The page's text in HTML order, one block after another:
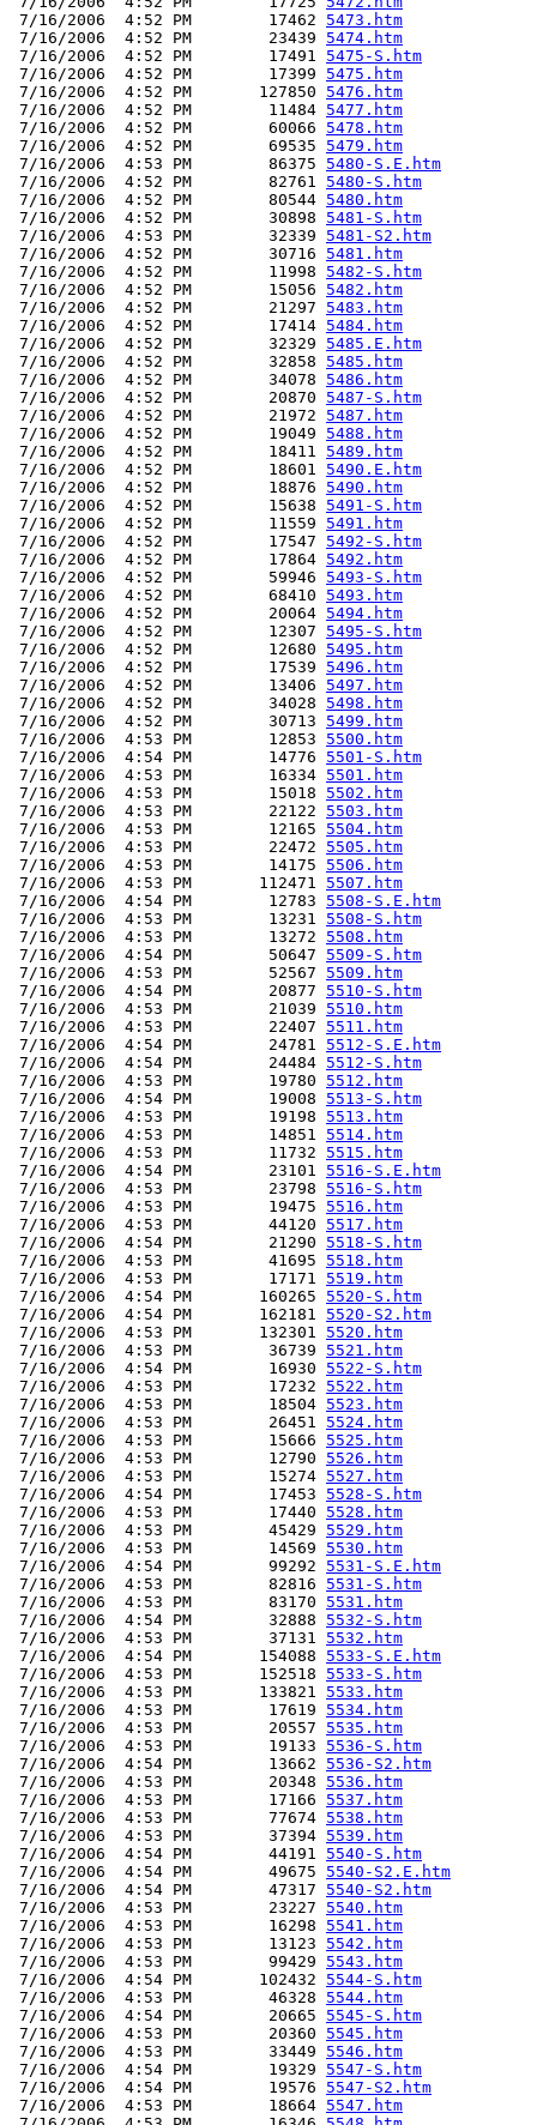
7/16/2006  4:52 PM        17462 5473.htm
7/16/2006  4:52 PM        23439 5474.htm
7/16/2006  4:52 PM        17491 5475-S.htm
7/16/2006  4:52 PM        17399 5475.htm
7/16/2006  4:52 PM       127850 5476.htm
7/16/2006  4:52 PM        11484 5477.htm
7/16/2006  4:52 PM        60066 5478.htm
7/16/2006  4:52 PM        69535 5479.htm
7/16/2006  4:53 PM        86375 5480-S.E.htm
7/16/2006  4:52 PM        82761 5480-S.htm
7/16/2006  4:52 PM        80544 5480.htm
7/16/2006  4:52 PM        30898 5481-S.htm
7/16/2006  4:53 PM        32339 5481-S2.htm
7/16/2006  4:52 PM        30716 5481.htm
7/16/2006  4:52 PM        11998 5482-S.htm
7/16/2006  4:52 PM        15056 5482.htm
7/16/2006  4:52 PM        21297 5483.htm
7/16/2006  4:52 PM        17414 5484.htm
7/16/2006  4:52 PM        32329 5485.E.htm
7/16/2006  4:52 PM        32858 5485.htm
7/16/2006  4:52 PM        34078 5486.htm
7/16/2006  4:52 PM        20870 5487-S.htm
7/16/2006  4:52 PM        21972 5487.htm
7/16/2006  4:52 PM        19049 5488.htm
7/16/2006  4:52 PM        18411 5489.htm
7/16/2006  4:52 PM        18601 5490.E.htm
7/16/2006  4:52 PM        18876 5490.htm
7/16/2006  4:52 PM        15638 5491-S.htm
7/16/2006  4:52 PM        11559 5491.htm
7/16/2006  4:52 PM        17547 5492-S.htm
7/16/2006  4:52 PM        17864 5492.htm
7/16/2006  4:52 PM        59946 5493-S.htm
7/16/2006  4:52 PM        68410 5493.htm
7/16/2006  4:52 PM        20064 5494.htm
7/16/2006  4:52 PM        12307 5495-S.htm
7/16/2006  4:52 PM        12680 5495.htm
7/16/2006  4:52 PM        17539 5496.htm
7/16/2006  4:52 PM        13406 5497.htm
7/16/2006  4:52 PM        34028 5498.htm
7/16/2006  4:52 PM        30713 5499.htm
7/16/2006  4:53 PM        12853 5500.htm
7/16/2006  4:54 PM        14776 5501-S.htm
7/16/2006  4:53 PM        16334 5501.htm
7/16/2006  4:53 PM        15018 5502.htm
7/16/2006  4:53 PM        22122 5503.htm
7/16/2006  4:53 PM        12165 5504.htm
7/16/2006  4:53 PM        22472 5505.htm
7/16/2006  4:53 PM        14175 5506.htm
7/16/2006  4:53 PM       112471 5507.htm
7/16/2006  4:54 PM        12783 5508-S.E.htm
7/16/2006  4:53 PM        13231 5508-S.htm
7/16/2006  4:53 PM        13272 5508.htm
7/16/2006  4:54 PM        50647 5509-S.htm
7/16/2006  4:53 PM        52567 5509.htm
7/16/2006  4:54 PM        20877 5510-S.htm
7/16/2006  4:53 PM        21039 5510.htm
7/16/2006  4:53 PM        22407 5511.htm
7/16/2006  4:54 PM        24781 5512-S.E.htm
7/16/2006  4:54 PM        24484 5512-S.htm
7/16/2006  4:53 PM        19780 5512.htm
7/16/2006  4:54 PM        19008 5513-S.htm
7/16/2006  4:53 PM        19198 5513.htm
7/16/2006  4:53 PM        14851 5514.htm
7/16/2006  4:53 PM        11732 5515.htm
7/16/2006  4:54 PM        23101 5516-S.E.htm
7/16/2006  4:53 PM        23798 5516-S.htm
7/16/2006  4:53 PM        19475 5516.htm
7/16/2006  4:53 PM        44120 5517.htm
7/16/2006  4:54 PM        21290 5518-S.htm
7/16/2006  4:53 PM        41695 5518.htm
7/16/2006  4:53 PM        17171 5519.htm
7/16/2006  4:54 PM       160265 5520-S.htm
7/16/2006  4:54 PM       162181 5520-S2.htm
7/16/2006  4:53 PM       132301 5520.htm
7/16/2006  4:53 PM        36739 5521.htm
7/16/2006  4:54 PM        16930 5522-S.htm
7/16/2006  4:53 PM        17232 5522.htm
7/16/2006  4:53 PM        18504 5523.htm
7/16/2006  4:53 PM        26451 5524.htm
7/16/2006  4:53 PM        15666 5525.htm
7/16/2006  4:53 PM        12790 5526.htm
7/16/2006  4:53 PM        15274 5527.htm
7/16/2006  4:54 PM        17453 5528-S.htm
7/16/2006  4:53 PM        17440 5528.htm
7/16/2006  4:53 PM        45429 5529.htm
7/16/2006  4:53 PM        14569 5530.htm
7/16/2006  4:54 PM        99292 5531-S.E.htm
7/16/2006  4:53 PM        82816 5531-S.htm
7/16/2006  4:53 PM        83170 5531.htm
7/16/2006  4:54 PM        32888 5532-S.htm
7/16/2006  4:53 PM        37131 5532.htm
7/16/2006  4:54 PM       154088 5533-S.E.htm
7/16/2006  4:53 PM       152518 5533-S.htm
7/16/2006  4:53 PM       133821 5533.htm
7/16/2006  4:53 PM        17619 5534.htm
7/16/2006  4:53 PM        20557 5535.htm
7/16/2006  4:53 PM        19133 5536-S.htm
7/16/2006  4:54 PM        13662 5536-S2.htm
7/16/2006  4:53 PM        20348 5536.htm
7/16/2006  4:53 PM        17166 5537.htm
7/16/2006  4:53 PM        77674 5538.htm
7/16/2006  4:53 PM        37394 5539.htm
7/16/2006  4:54 PM        44191 5540-S.htm
7/16/2006  4:54 PM        49675 5540-S2.E.htm
7/16/2006  4:54 PM        47317 5540-S2.htm
7/16/2006  4:53 PM        23227 5540.htm
7/16/2006  4:53 PM        16298 5541.htm
7/16/2006  4:53 PM        13123 5542.htm
7/16/2006  4:53 PM        99429 5543.htm
7/16/2006  4:54 PM       102432 5544-S.htm
7/16/2006  4:53 PM        46328 5544.htm
7/16/2006  4:54 PM        20665 5545-S.htm
7/16/2006  4:53 PM        20360 5545.htm
7/16/2006  4:53 PM        33449 5546.htm
7/16/2006  4:54 PM        19329 5547-S.htm
7/16/2006  4:54 PM        19576 5547-S2.htm
7/16/2006  4:53 PM        18664 5547.htm